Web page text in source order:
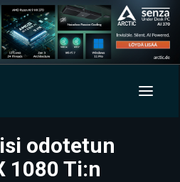
odotetun
1080 Ti:n